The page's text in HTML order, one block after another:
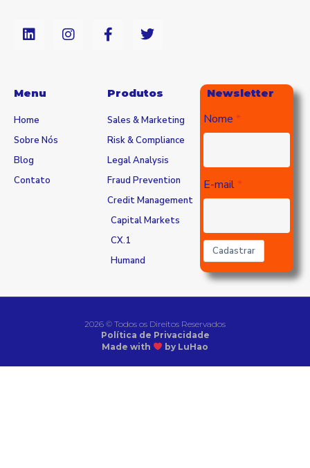
Menu
Home
Sobre Nós
Blog
Contato
Produtos
Sales & Marketing
Risk & Compliance
Legal Analysis
Fraud Prevention
Credit Management
Capital Markets
CX.1
Humand
Newsletter
Nome
E-mail
Cadastrar
2026 © Todos os Direitos Reservados
Política de Privacidade
Made with
by LuHao